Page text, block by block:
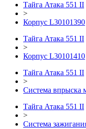
Тайга Атака 551 II
>
Корпус L30101390
Тайга Атака 551 II
>
Корпус L30101410
Тайга Атака 551 II
>
Система впрыска
Тайга Атака 551 II
>
Система